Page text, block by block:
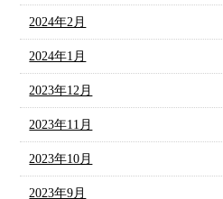
2024年2月
2024年1月
2023年12月
2023年11月
2023年10月
2023年9月